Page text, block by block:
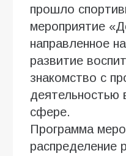
прошло
мероприятие
направленное
развитие
знакомство с
деятельностью
сфере.
Программа
распределение